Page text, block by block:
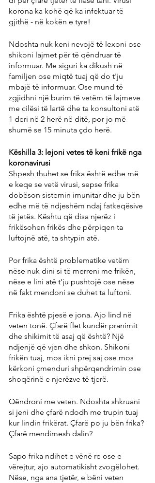
korona ka kohë që ka infektuar të
gjithë - në kokën e tyre!
Ndoshta nuk keni nevojë të lexoni ose
shikoni lajmet për të qëndruar të
informuar. Me siguri ka dikush në
familjen ose miqtë tuaj që do t'ju
mbajë të informuar. Ose mund të
zgjidhni një burim të vetëm të lajmeve
me cilësi të lartë dhe ta konsultoni atë
1 deri në 2 herë në ditë, por jo më
shumë se 15 minuta çdo herë.
Këshilla 3: lejoni vetes të keni frikë nga
koronavirusi
Shpesh thuhet se frika është edhe më
e keqe se vetë virusi, sepse frika
dobëson sistemin imunitar dhe ju bën
edhe më të ndjeshëm ndaj fatkeqësive
të jetës. Kështu që disa njerëz i
frikësohen frikës dhe përpiqen ta
luftojnë atë, ta shtypin atë.
Por frika është problematike vetëm
nëse nuk dini si të merreni me frikën,
nëse e lini atë t’ju ​​pushtojë ose nëse
në fakt mendoni se duhet ta luftoni.
Frika është pjesë e jona. Ajo lind në
veten tonë. Çfarë flet kundër pranimit
dhe shikimit të asaj që është? Një
ndjenjë që vjen dhe shkon. Shikoni
frikën tuaj, mos ikni prej saj ose mos
kërkoni çmenduri shpërqendrimin ose
shoqërinë e njerëzve të tjerë.
Qëndroni me veten. Ndoshta shkruani
si jeni dhe çfarë ndodh me trupin tuaj
kur lindin frikërat. Çfarë po ju bën frika?
Çfarë mendimesh dalin?
Sapo frika ndihet e vënë re ose e
vërejtur, ajo automatikisht zvogëlohet.
Nëse, nga ana tjetër, e bëni veten